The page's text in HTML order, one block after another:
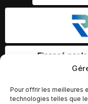
Pour offrir les meilleures
technologies telles que